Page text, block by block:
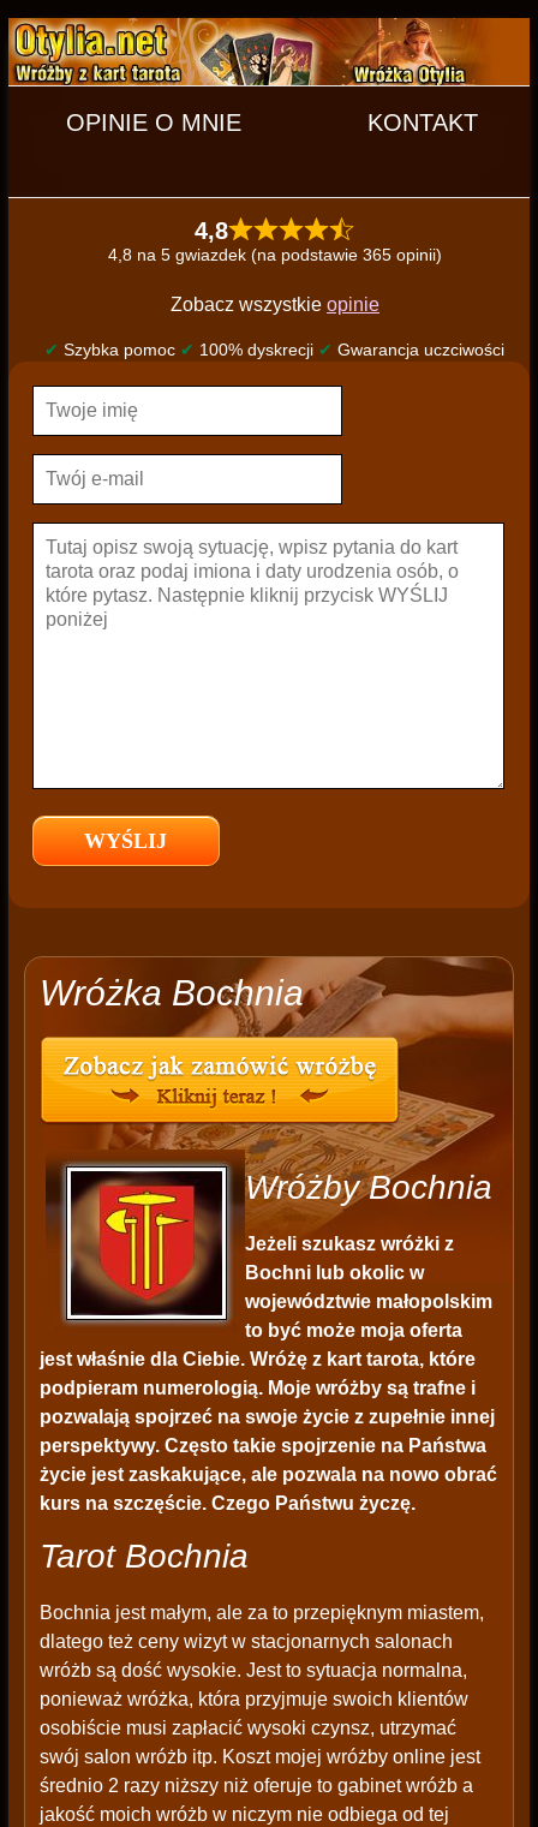
OPINIE O MNIE KONTAKT
4,8
4,8 na 5 gwiazdek (na podstawie 365 opinii)
Zobacz wszystkie opinie
✔ Szybka pomoc ✔ 100% dyskrecji ✔ Gwarancja uczciwości
Wróżka Bochnia
Wróżby Bochnia
Jeżeli szukasz wróżki z
Bochni lub okolic w
województwie małopolskim
to być może moja oferta
jest właśnie dla Ciebie. Wróżę z kart tarota, które
podpieram numerologią. Moje wróżby są trafne i
pozwalają spojrzeć na swoje życie z zupełnie innej
perspektywy. Często takie spojrzenie na Państwa
życie jest zaskakujące, ale pozwala na nowo obrać
kurs na szczęście. Czego Państwu życzę.
Tarot Bochnia
Bochnia jest małym, ale za to przepięknym miastem,
dlatego też ceny wizyt w stacjonarnych salonach
wróżb są dość wysokie. Jest to sytuacja normalna,
ponieważ wróżka, która przyjmuje swoich klientów
osobiście musi zapłacić wysoki czynsz, utrzymać
swój salon wróżb itp. Koszt mojej wróżby online jest
średnio 2 razy niższy niż oferuje to gabinet wróżb a
jakość moich wróżb w niczym nie odbiega od tej